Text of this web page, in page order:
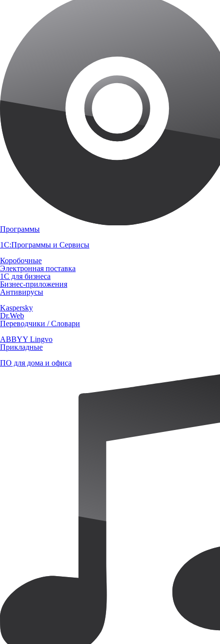
Программы
1С:Программы и Сервисы
Коробочные
Электронная поставка
1С для бизнеса
Бизнес-приложения
Антивирусы
Kaspersky
Dr.Web
Переводчики / Словари
ABBYY Lingvo
Прикладные
ПО для дома и офиса